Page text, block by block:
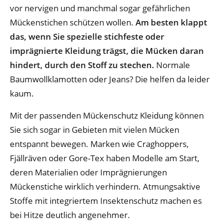
vor nervigen und manchmal sogar gefährlichen
Mückenstichen schützen wollen. Am besten klappt
das, wenn Sie spezielle stichfeste oder
imprägnierte Kleidung trägst, die Mücken daran
hindert, durch den Stoff zu stechen. Normale
Baumwollklamotten oder Jeans? Die helfen da leider
kaum.
Mit der passenden Mückenschutz Kleidung können
Sie sich sogar in Gebieten mit vielen Mücken
entspannt bewegen. Marken wie Craghoppers,
Fjällräven oder Gore-Tex haben Modelle am Start,
deren Materialien oder Imprägnierungen
Mückenstiche wirklich verhindern. Atmungsaktive
Stoffe mit integriertem Insektenschutz machen es
bei Hitze deutlich angenehmer.